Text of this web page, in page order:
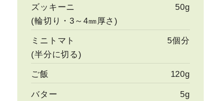
ズッキーニ
(輪切り・3～4㎜厚さ)
50g
ミニトマト
(半分に切る)
5個分
ご飯 120g
バター 5g